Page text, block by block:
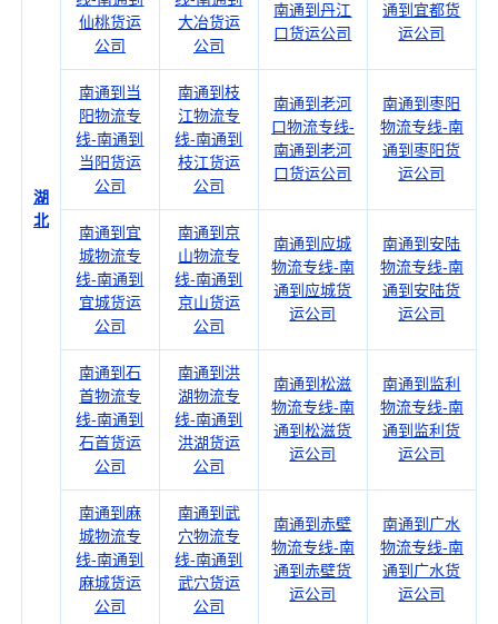
湖
北
仙桃货运
公司
大冶货运
公司
南通到丹江
口货运公司
通到宜都货
运公司
南通到当
阳物流专
线-南通到
当阳货运
公司
南通到枝
江物流专
线-南通到
枝江货运
公司
南通到老河
口物流专线-
南通到老河
口货运公司
南通到枣阳
物流专线-南
通到枣阳货
运公司
南通到宜
城物流专
线-南通到
宜城货运
公司
南通到京
山物流专
线-南通到
京山货运
公司
南通到应城
物流专线-南
通到应城货
运公司
南通到安陆
物流专线-南
通到安陆货
运公司
南通到石
首物流专
线-南通到
石首货运
公司
南通到洪
湖物流专
线-南通到
洪湖货运
公司
南通到松滋
物流专线-南
通到松滋货
运公司
南通到监利
物流专线-南
通到监利货
运公司
南通到麻
城物流专
线-南通到
麻城货运
公司
南通到武
穴物流专
线-南通到
武穴货运
公司
南通到赤壁
物流专线-南
通到赤壁货
运公司
南通到广水
物流专线-南
通到广水货
运公司